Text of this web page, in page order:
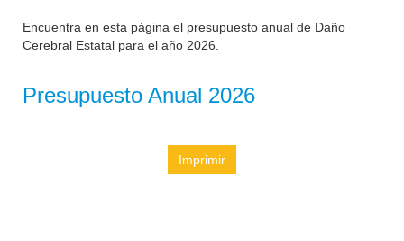
Encuentra en esta página el presupuesto anual de Daño
Cerebral Estatal para el año 2026.
Presupuesto Anual 2026
Imprimir